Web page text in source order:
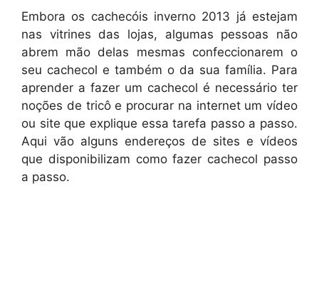
Embora os cachecóis inverno 2013 já estejam
nas vitrines das lojas, algumas pessoas não
abrem mão delas mesmas confeccionarem o
seu cachecol e também o da sua família. Para
aprender a fazer um cachecol é necessário ter
noções de tricô e procurar na internet um vídeo
ou site que explique essa tarefa passo a passo.
Aqui vão alguns endereços de sites e vídeos
que disponibilizam como fazer cachecol passo
a passo.